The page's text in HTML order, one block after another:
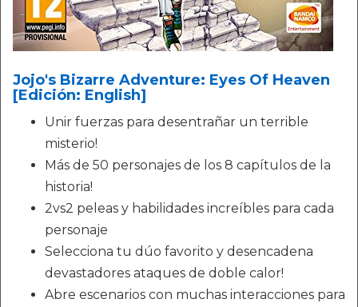
Jojo's Bizarre Adventure: Eyes Of Heaven
[Edición: English]
Unir fuerzas para desentrañar un terrible
misterio!
Más de 50 personajes de los 8 capítulos de la
historia!
2vs2 peleas y habilidades increíbles para cada
personaje
Selecciona tu dúo favorito y desencadena
devastadores ataques de doble calor!
Abre escenarios con muchas interacciones para